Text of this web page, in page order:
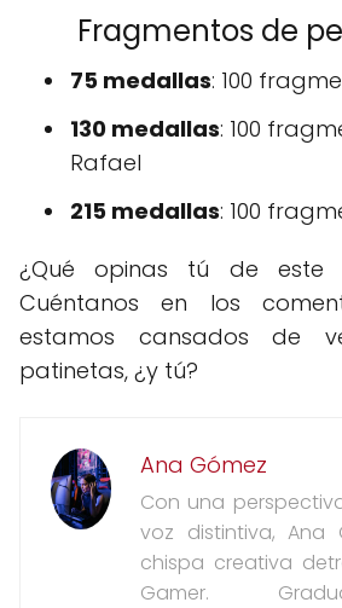
Fragmentos de
75 medallas: 100
130 medallas: 100
Rafael
215 medallas: 100
¿Qué opinas tú de este
Cuéntanos en los
estamos cansados de
patinetas, ¿y tú?
Ana Gómez
Con una
voz distintiva, Ana
chispa creativa
Gamer.